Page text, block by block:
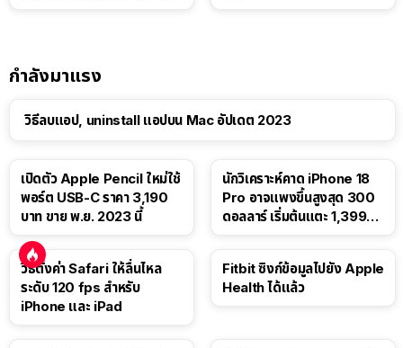
กำลังมาแรง
วิธีลบแอป, uninstall แอปบน Mac อัปเดต 2023
เปิดตัว Apple Pencil ใหม่ใช้
พอร์ต USB-C ราคา 3,190
บาท ขาย พ.ย. 2023 นี้
นักวิเคราะห์คาด iPhone 18
Pro อาจแพงขึ้นสูงสุด 300
ดอลลาร์ เริ่มต้นแตะ 1,399
วิธีตั้งค่า Safari ให้ลื่นไหล
ระดับ 120 fps สำหรับ
iPhone และ iPad
Fitbit ซิงก์ข้อมูลไปยัง Apple
Health ได้แล้ว